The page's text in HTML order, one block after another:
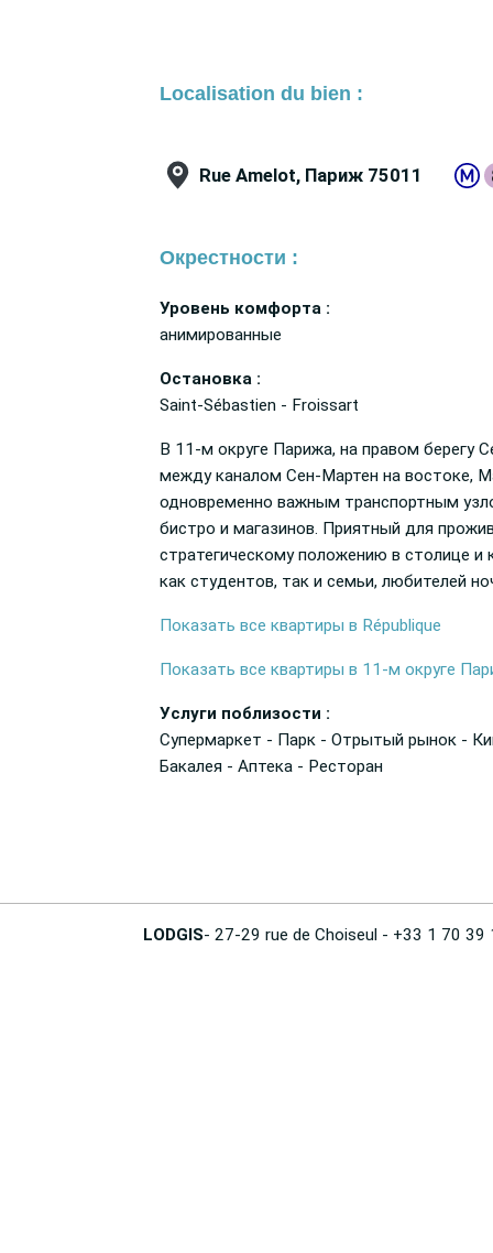
Localisation du bien :
Rue Amelot, Париж 75011
Окрестности :
Уровень комфорта :
анимированные
Остановка :
Saint-Sébastien - Froissart
В 11-м округе Парижа, на правом берегу
между каналом Сен-Мартен на востоке,
одновременно важным транспортным
бистро и магазинов. Приятный для
стратегическому положению в столице и
как студентов, так и семьи, любителей
Показать все квартиры в République
Показать все квартиры в 11-м округе
Услуги поблизости :
Супермаркет - Парк - Отрытый рынок -
Бакалея - Аптека - Ресторан
LODGIS- 27-29 rue de Choiseul - +33 1 70 39